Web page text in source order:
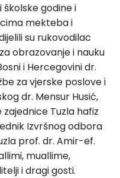
godine i
mekteba i
su rukovodilac
obrazovanje i nauku
i Hercegovini dr.
za vjerske poslove i
dr. Mensur Husić,
Tuzla hafiz
Izvršnog odbora
prof. dr. Amir-ef.
muallime,
i dragi gosti.